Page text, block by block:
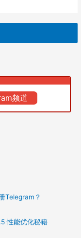
频道
Telegram？
性能优化秘籍